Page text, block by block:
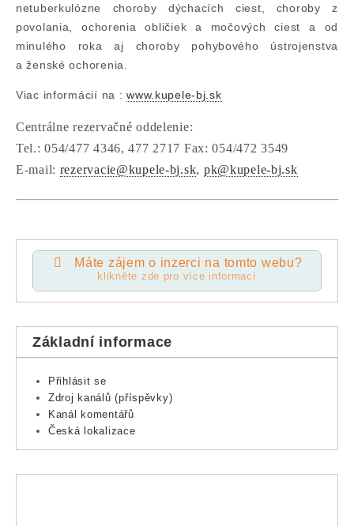
netuberkulózne choroby dýchacích ciest, choroby z
povolania, ochorenia obličiek a močových ciest a od
minulého roka aj choroby pohybového ústrojenstva
a ženské ochorenia.
Viac informácií na :www.kupele-bj.sk
Centrálne rezervačné oddelenie:
Tel.: 054/477 4346, 477 2717 Fax: 054/472 3549
E-mail: rezervacie@kupele-bj.sk, pk@kupele-bj.sk
Máte zájem o inzerci na tomto webu?
klikněte zde pro více informací
Základní informace
Přihlásit se
Zdroj kanálů (příspěvky)
Kanál komentářů
Česká lokalizace